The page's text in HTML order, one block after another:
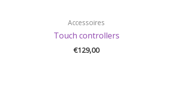
Accessoires
Touch controllers
€129,00